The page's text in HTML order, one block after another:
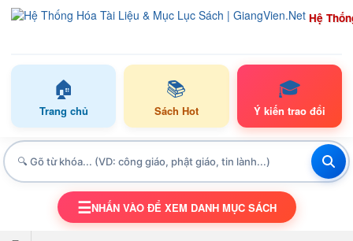
Hệ
🏠
Trang chủ
📚
Sách Hot
🎓
Ý kiến trao đổi
TOGGLE NAVIGATION
☰NHẤN VÀO ĐỂ XEM DANH MỤC SÁCH